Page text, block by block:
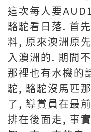
這次每人要
駱駝看日落. 首
料, 原來澳洲原
入澳洲的. 期間
那裡也有水機的
駝, 駱駝沒馬匹
了 , 導賞員在最前
排在後面走, 事